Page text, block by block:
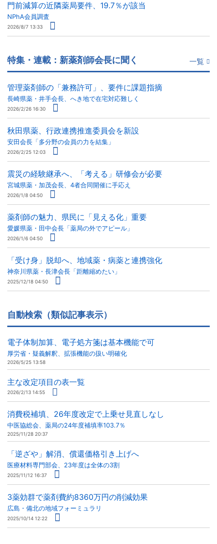
門前減算の近隣薬局要件、19.7％が該当
NPhA会員調査
2026/8/7 13:33
特集・連載：新薬剤師会長に聞く 一覧
管理薬剤師の「兼務許可」、要件に課題指摘
長崎県薬・井手会長、へき地で在宅対応難しく
2026/2/26 16:30
秋田県薬、行政連携推進委員会を新設
安田会長「多分野の会員の力を結集」
2026/2/25 12:03
震災の経験継承へ、「考える」研修会が必要
宮城県薬・加茂会長、4者合同開催に手応え
2026/1/8 04:50
薬剤師の魅力、県民に「見える化」重要
愛媛県薬・田中会長「薬局の外でアピール」
2026/1/6 04:50
「受け身」脱却へ、地域薬・病薬と連携強化
神奈川県薬・長津会長「距離縮めたい」
2025/12/18 04:50
自動検索（類似記事表示）
電子体制加算、電子処方箋は基本機能で可
厚労省・疑義解釈、拡張機能の扱い明確化
2026/5/25 13:58
主な改定項目の表一覧
2026/2/13 14:55
消費税補填、26年度改定で上乗せ見直しなし
中医協総会、薬局の24年度補填率103.7％
2025/11/28 20:37
「逆ざや」解消、償還価格引き上げへ
医療材料専門部会、23年度は全体の3割
2025/11/12 16:37
3薬効群で薬剤費約8360万円の削減効果
広島・備北の地域フォーミュラリ
2025/10/14 12:22